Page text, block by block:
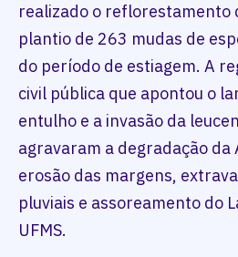
realizado o reflorestamento
plantio de 263 mudas de
do período de estiagem. A
civil pública que apontou o
entulho e a invasão da
agravaram a degradação da
erosão das margens,
pluviais e assoreamento do
UFMS.